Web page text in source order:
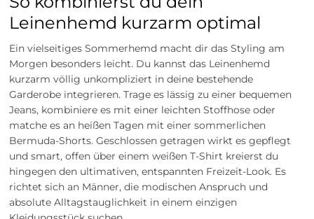
Leinenhemd kurzarm optimal
Ein vielseitiges Sommerhemd macht dir das Styling am
Morgen besonders leicht. Du kannst das Leinenhemd
kurzarm völlig unkompliziert in deine bestehende
Garderobe integrieren. Trage es lässig zu einer bequemen
Jeans, kombiniere es mit einer leichten Stoffhose oder
matche es an heißen Tagen mit einer sommerlichen
Bermuda-Shorts. Geschlossen getragen wirkt es gepflegt
und smart, offen über einem weißen T-Shirt kreierst du
hingegen den ultimativen, entspannten Freizeit-Look. Es
richtet sich an Männer, die modischen Anspruch und
absolute Alltagstauglichkeit in einem einzigen